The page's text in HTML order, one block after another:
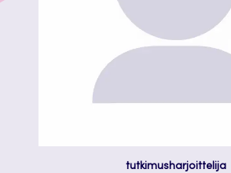
tutkimusharjoittelija